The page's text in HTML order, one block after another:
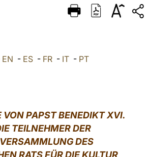
ITALIANO
中文
LATINE
EN - ES - FR - IT - PT
VON PAPST BENEDIKT XVI.
TEILNEHMER DER
DES
RATS FÜR DIE KULTUR